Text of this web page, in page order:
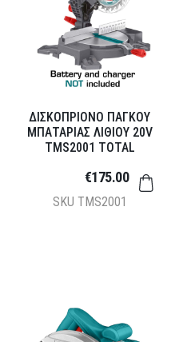
ΔΙΣΚΟΠΡΙΟΝΟ ΠΑΓΚΟΥ
ΜΠΑΤΑΡΙΑΣ ΛΙΘΙΟΥ 20V
TMS2001 TOTAL
SKU TMS2001
€175.00